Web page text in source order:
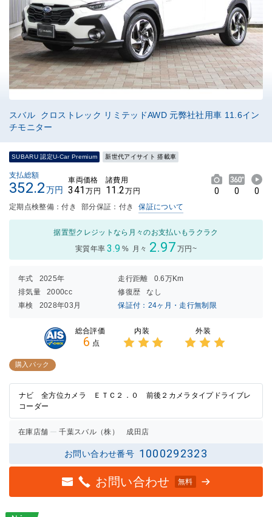
スバル クロストレック リミテッドAWD 元弊社社用車 11.6イン
チモニター
SUBARU 認定U-Car Premium 新世代アイサイト 搭載車
支払総額
352.2万円
車両価格
341 万円
諸費用
11.2万円 0 0 0
定期点検整備：付き 部分保証：付き 保証について
据置型クレジットなら月々のお支払いもラクラク
実質年率 3.9 % 月々 2.97 万円~
年式 2025年 走行距離
0.6万Km
排気量
2000cc 修復歴
なし
車検
2028年03月 保証付：24ヶ月・走行無制限
総合評価
6 点
内装 外装
購入パック
ナビ 全方位カメラ ＥＴＣ２．０ 前後２カメラタイプドライブレ
コーダー
在庫店舗 千葉スバル（株） 成田店
お問い合わせ番号 1000292323
お問い合わせ 無料